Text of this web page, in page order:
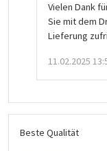
Vielen Dank
Sie mit dem
Lieferung
11.02.2025
Beste Qualität